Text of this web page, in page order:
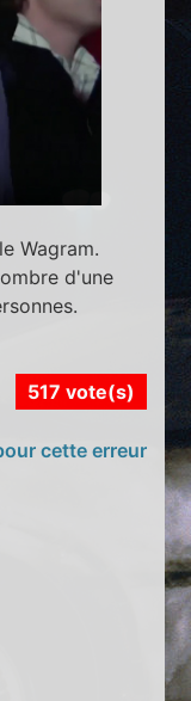
Wagram.
d'une
517 vote(s)
cette erreur